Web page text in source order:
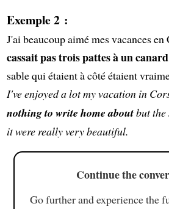
Exemple 2 :
J'ai beaucoup aimé mes vacances
cassait pas trois pattes à un canard
sable qui étaient à côté étaient
I've enjoyed a lot my vacation in
nothing to write home aboutbut the
it were really very beautiful.
Continue the
Go further and experience the